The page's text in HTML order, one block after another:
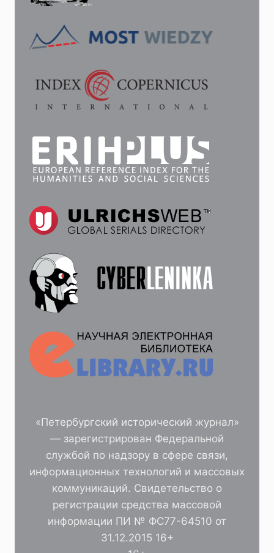
«Петербургский исторический журнал»
— зарегистрирован Федеральной
службой по надзору в сфере связи,
информационных технологий и массовых
коммуникаций. Свидетельство о
регистрации средства массовой
информации ПИ № ФС77-64510 от
31.12.2015 16+